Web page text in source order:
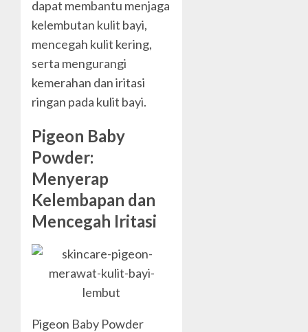
dapat membantu menjaga
kelembutan kulit bayi,
mencegah kulit kering,
serta mengurangi
kemerahan dan iritasi
ringan pada kulit bayi.
Pigeon Baby
Powder:
Menyerap
Kelembapan dan
Mencegah Iritasi
Pigeon Baby Powder